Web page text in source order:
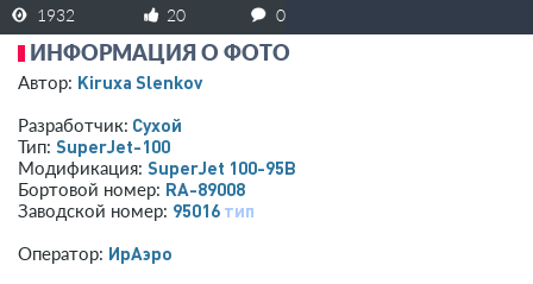
1932 20 0
ИНФОРМАЦИЯ О ФОТО
Автор: Kiruxa Slenkov
Разработчик: Сухой
Тип: SuperJet-100
Модификация: SuperJet 100-95B
Бортовой номер: RA-89008
Заводской номер: 95016 тип
Оператор: ИрАэро